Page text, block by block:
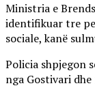
Ministria e
identifikuar tre
sociale, kanë
Policia shpjegon
nga Gostivari